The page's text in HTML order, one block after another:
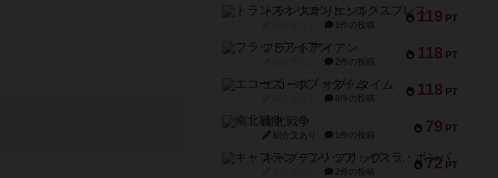
119 PT
トランスオリエント・エクスプレス
1件の投稿
118 PT
フラットアイアン
2件の投稿
118 PT
エコーズ・オブ・タイム
8件の投稿
79 PT
南北戦争
紹介文あり 1件の投稿
72 PT
キャプテン・フリップ：イスラ・ボンバ
2件の投稿